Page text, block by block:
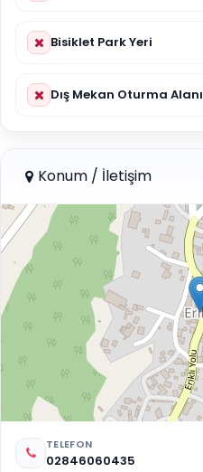
Bisiklet Park Yeri
Dış Mekan Oturma Alanı
Konum / İletişim
TELEFON
02846060435